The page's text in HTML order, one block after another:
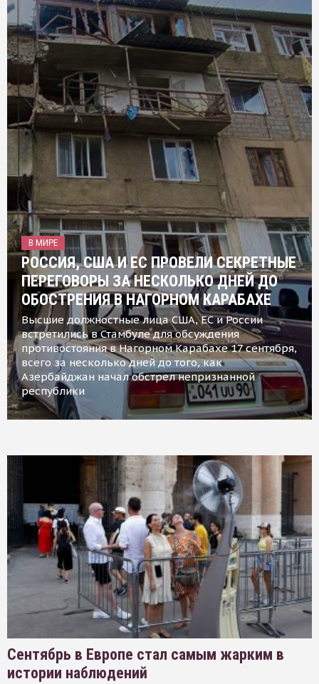
В МИРЕ
РОССИЯ, США И ЕС ПРОВЕЛИ СЕКРЕТНЫЕ
ПЕРЕГОВОРЫ ЗА НЕСКОЛЬКО ДНЕЙ ДО
ОБОСТРЕНИЯ В НАГОРНОМ КАРАБАХЕ
Высшие должностные лица США, ЕС и России
встретились в Стамбуле для обсуждения
противостояния в Нагорном Карабахе 17 сентября,
всего за несколько дней до того, как
Азербайджан начал обстрел непризнанной
республики
Сентябрь в Европе стал самым жарким в
истории наблюдений